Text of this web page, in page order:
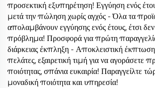
προσεκτική εξυπηρέτηση! Εγγύηση ενός
μετά την πώληση χωρίς αγχός - Όλα τα
απολαμβάνουν εγγύησης ενός έτους, έτσι
πρόβλημα! Προσφορά για πρώτη
διάρκειας έκπληξη - Αποκλειστική έκπτωση
πελάτες, εξαιρετική τιμή για να αγοράσετε
ποιότητας, σπάνια ευκαιρία! Παραγγείλτε
μοναδική ποιότητα και υπηρεσία!